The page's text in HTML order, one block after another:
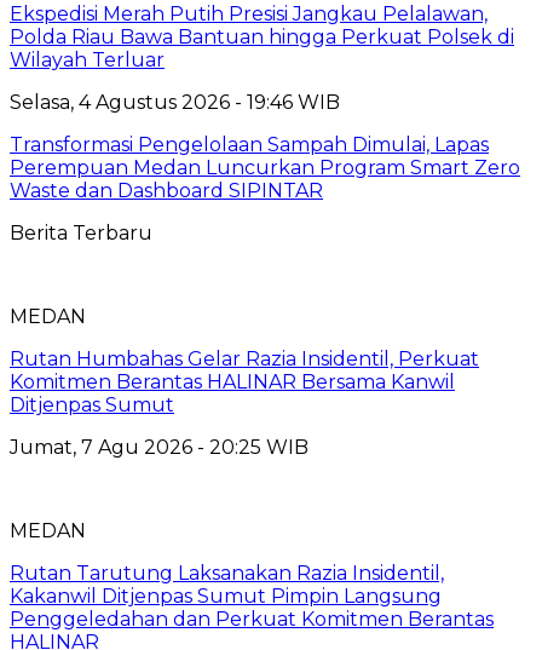
Ekspedisi Merah Putih Presisi Jangkau Pelalawan,
Polda Riau Bawa Bantuan hingga Perkuat Polsek di
Wilayah Terluar
Selasa, 4 Agustus 2026 - 19:46 WIB
Transformasi Pengelolaan Sampah Dimulai, Lapas
Perempuan Medan Luncurkan Program Smart Zero
Waste dan Dashboard SIPINTAR
Berita Terbaru
MEDAN
Rutan Humbahas Gelar Razia Insidentil, Perkuat
Komitmen Berantas HALINAR Bersama Kanwil
Ditjenpas Sumut
Jumat, 7 Agu 2026 - 20:25 WIB
MEDAN
Rutan Tarutung Laksanakan Razia Insidentil,
Kakanwil Ditjenpas Sumut Pimpin Langsung
Penggeledahan dan Perkuat Komitmen Berantas
HALINAR